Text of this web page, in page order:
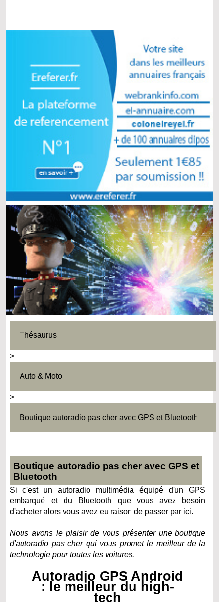
Thésaurus
>
Auto & Moto
>
Boutique autoradio pas cher avec GPS et Bluetooth
Boutique autoradio pas cher avec GPS et
Bluetooth
Si c'est un autoradio multimédia équipé d'un GPS
embarqué et du Bluetooth que vous avez besoin
d'acheter alors vous avez eu raison de passer par ici.
Nous avons le plaisir de vous présenter une boutique
d'autoradio pas cher qui vous promet le meilleur de la
technologie pour toutes les voitures.
Autoradio GPS Android
: le meilleur du high-
tech